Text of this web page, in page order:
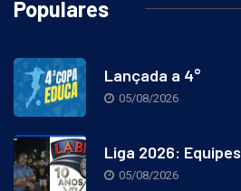
Populares
Lançada a 4°
05/08/2026
Liga 2026: Equipes
05/08/2026